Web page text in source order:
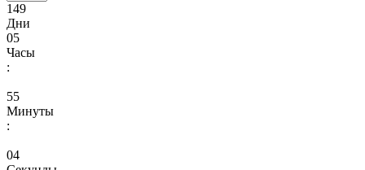
149
Дни
05
Часы
:
55
Минуты
:
03